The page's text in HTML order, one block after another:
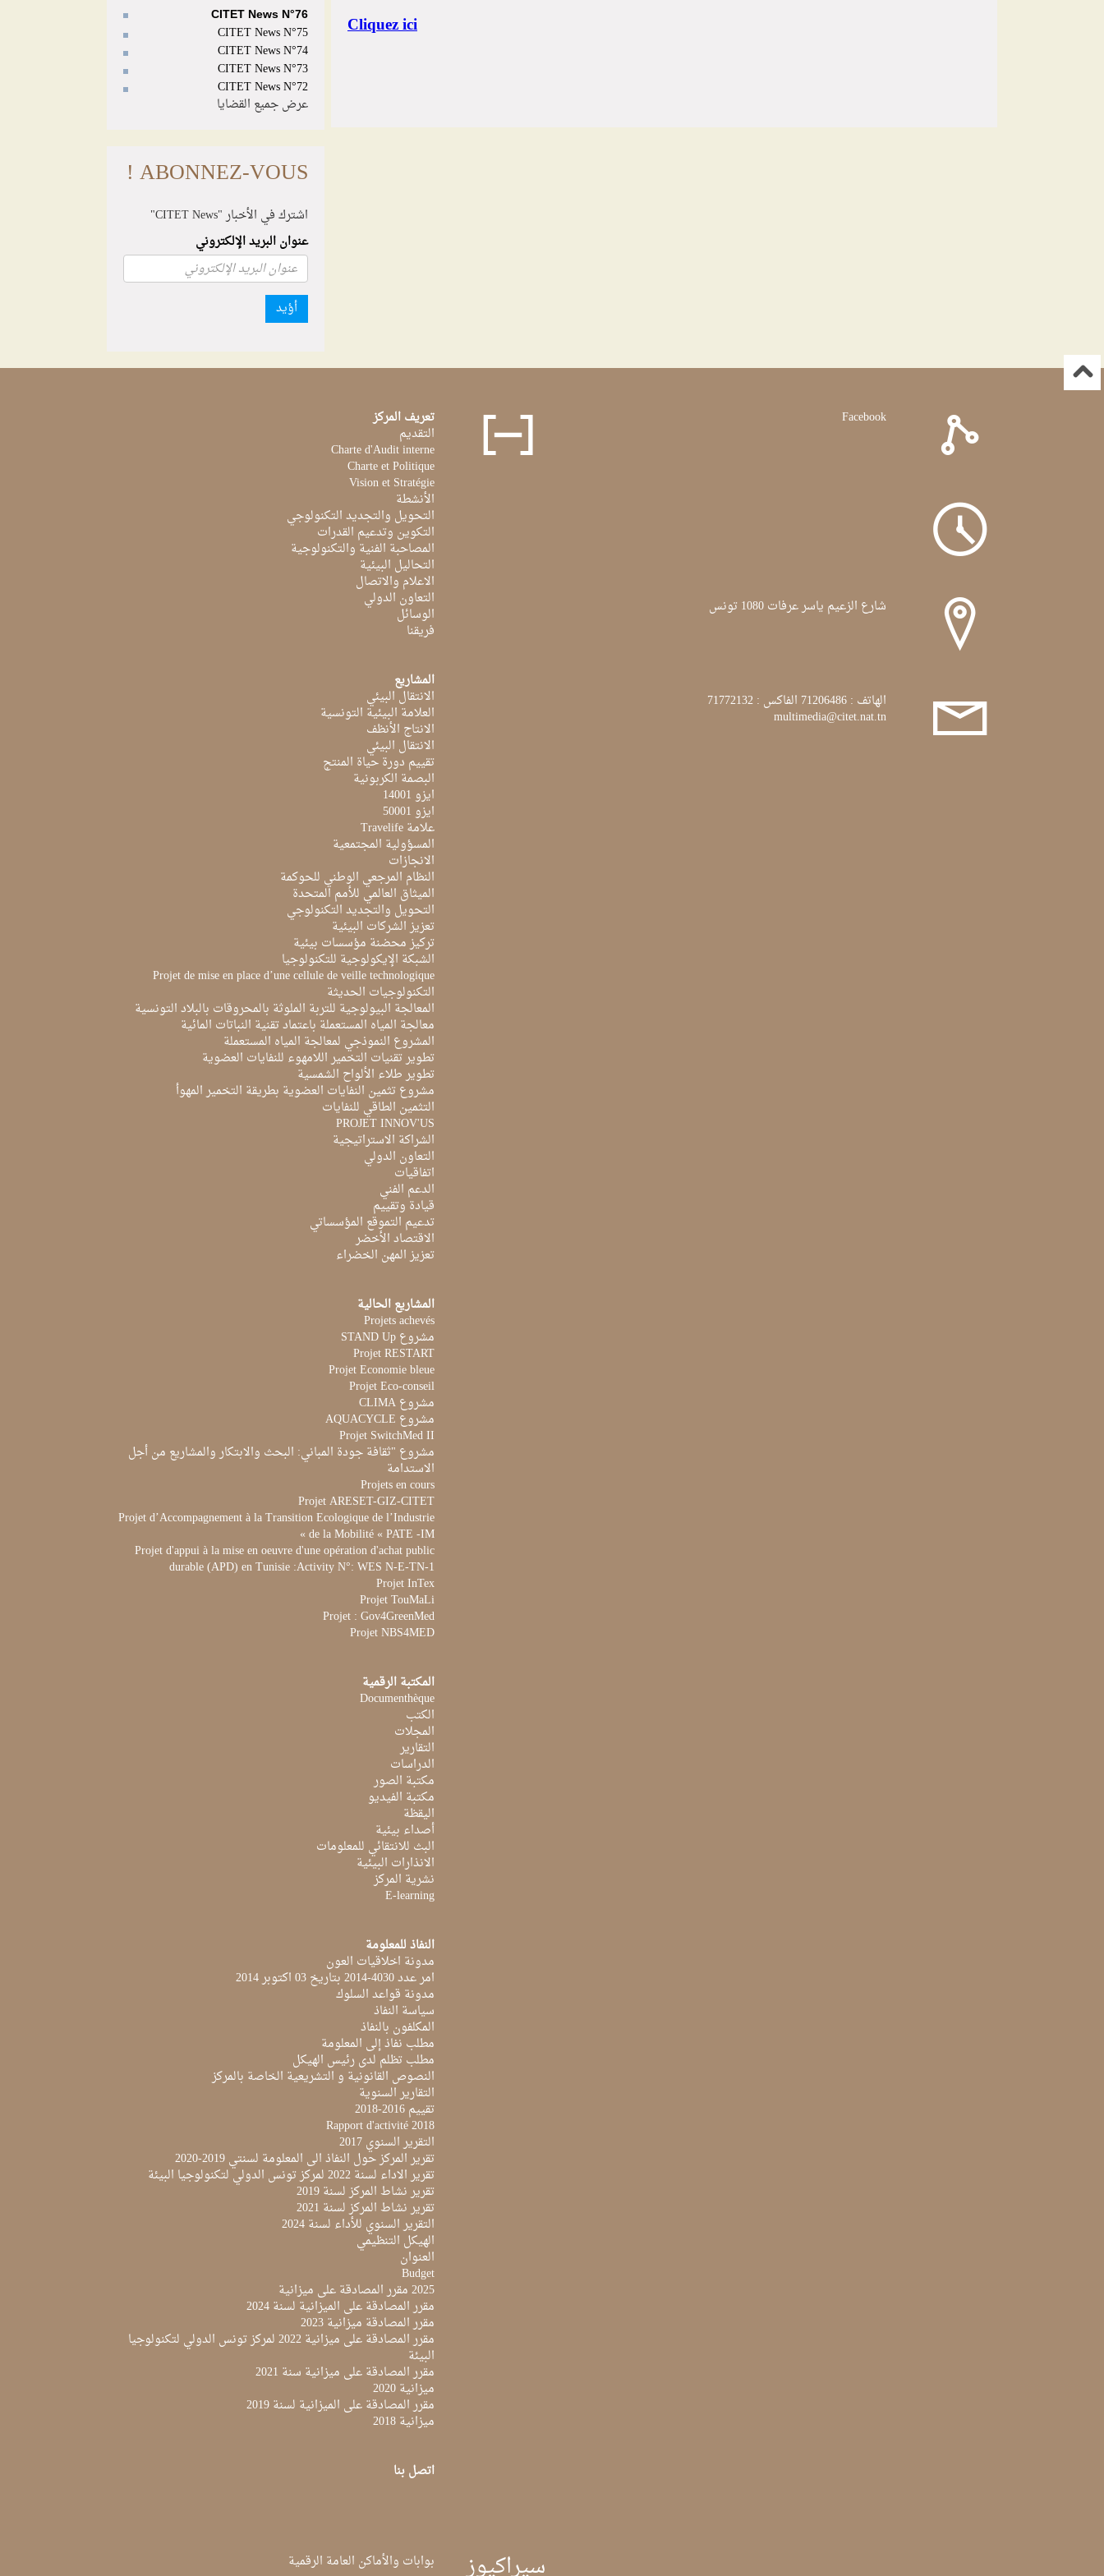
CITET News N°76
CITET News N°75
CITET News N°74
CITET News N°73
CITET News N°72
عرض جميع القضايا
ABONNEZ-VOUS !
اشترك في الأخبار "CITET News"
عنوان البريد الإلكتروني
أؤيد
Facebook
شارع الزعيم ياسر عرفات 1080 تونس
الهاتف : 71206486 الفاكس : 71772132
multimedia@citet.nat.tn
تعريف المركز
التقديم
Charte d'Audit interne
Charte et Politique
Vision et Stratégie
الأنشطة
التحويل والتجديد التكنولوجي
التكوين وتدعيم القدرات
المصاحبة الفنية والتكنولوجية
التحاليل البيئية
الاعلام والاتصال
التعاون الدولي
الوسائل
فريقنا
المشاريع
الانتقال البيئي
العلامة البيئية التونسية
الانتاج الأنظف
الانتقال البيئي
تقييم دورة حياة المنتج
البصمة الكربونية
ايزو 14001
ايزو 50001
علامة Travelife
المسؤولية المجتمعية
الانجازات
النظام المرجعي الوطني للحوكمة
الميثاق العالمي للأمم المتحدة
التحويل والتجديد التكنولوجي
تعزيز الشركات البيئية
تركيز محضنة مؤسسات بيئية
الشبكة الإيكولوجية للتكنولوجيا
Projet de mise en place d’une cellule de veille technologique
التكنولوجيات الحديثة
المعالجة البيولوجية للتربة الملوثة بالمحروقات بالبلاد التونسية
معالجة المياه المستعملة باعتماد تقنية النباتات المائية
المشروع النموذجي لمعالجة المياه المستعملة
تطوير تقنيات التخمير اللامهوء للنفايات العضوية
تطوير طلاء الألواح الشمسية
مشروع تثمين النفايات العضوية بطريقة التخمير المهوأ
التثمين الطاقي للنفايات
PROJET INNOV'US
الشراكة الاستراتيجية
التعاون الدولي
اتفاقيات
الدعم الفني
قيادة وتقييم
تدعيم التموقع المؤسساتي
الاقتصاد الأخضر
تعزيز المهن الخضراء
المشاريع الحالية
Projets achevés
مشروع STAND Up
Projet RESTART
Projet Economie bleue
Projet Eco-conseil
مشروع CLIMA
مشروع AQUACYCLE
Projet SwitchMed II
مشروع "ثقافة جودة المباني: البحث والابتكار والمشاريع من أجل
الاستدامة
Projets en cours
Projet ARESET-GIZ-CITET
Projet d’Accompagnement à la Transition Ecologique de l’Industrie
de la Mobilité « PATE -IM »
Projet d'appui à la mise en oeuvre d'une opération d'achat public
durable (APD) en Tunisie :Activity N°: WES N-E-TN-1
Projet InTex
Projet TouMaLi
Projet : Gov4GreenMed
Projet NBS4MED
المكتبة الرقمية
Documenthèque
الكتب
المجلات
التقارير
الدراسات
مكتبة الصور
مكتبة الفيديو
اليقظة
أصداء بيئية
البث للانتقائي للمعلومات
الانذارات البيئية
نشرية المركز
E-learning
النفاذ للمعلومة
مدونة اخلاقيات العون
امر عدد 4030-2014 بتاريخ 03 اكتوبر 2014
مدونة قواعد السلوك
سياسة النفاذ
المكلفون بالنفاذ
مطلب نفاذ إلى المعلومة
مطلب تظلم لدى رئيس الهيكل
النصوص القانونية و التشريعية الخاصة بالمركز
التقارير السنوية
تقييم 2016-2018
Rapport d'activité 2018
التقرير السنوي 2017
تقرير المركز حول النفاذ الى المعلومة لسنتي 2019-2020
تقرير الاداء لسنة 2022 لمركز تونس الدولي لتكنولوجيا البيئة
تقرير نشاط المركز لسنة 2019
تقرير نشاط المركز لسنة 2021
التقرير السنوي للأداء لسنة 2024
الهيكل التنظيمي
العنوان
Budget
2025 مقرر المصادقة على ميزانية
مقرر المصادقة على الميزانية لسنة 2024
مقرر المصادقة ميزانية 2023
مقرر المصادقة على ميزانية 2022 لمركز تونس الدولي لتكنولوجيا
البيئة
مقرر المصادقة على ميزانية سنة 2021
ميزانية 2020
مقرر المصادقة على الميزانية لسنة 2019
ميزانية 2018
اتصل بنا
سيراكيوز بوابات والأماكن العامة الرقمية